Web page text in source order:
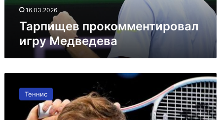
16.03.2026
Тарпищев прокомментировал
игру Медведева
Медведева
после
Теннис